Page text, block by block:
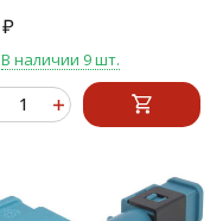
₽
В наличии 9 шт.